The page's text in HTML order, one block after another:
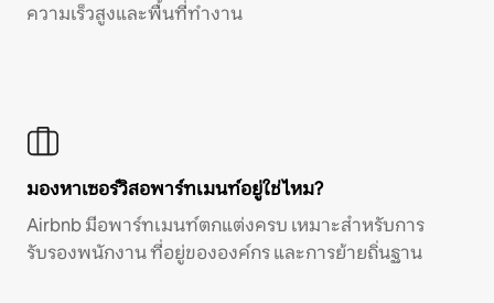
ความเร็วสูงและพื้นที่ทำงาน
มองหาเซอร์วิสอพาร์ทเมนท์อยู่ใช่ไหม?
Airbnb มีอพาร์ทเมนท์ตกแต่งครบ เหมาะสำหรับการ
รับรองพนักงาน ที่อยู่ขององค์กร และการย้ายถิ่นฐาน